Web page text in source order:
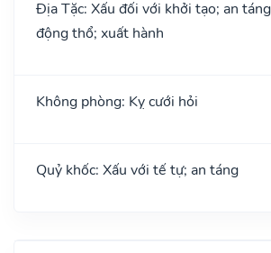
Địa Tặc: Xấu đối với khởi tạo; an
động thổ; xuất hành
Không phòng: Kỵ cưới hỏi
Quỷ khốc: Xấu với tế tự; an táng